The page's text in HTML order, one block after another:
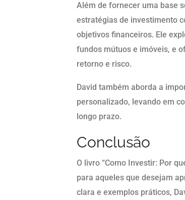
Além de fornecer uma base
estratégias de investimento
objetivos financeiros. Ele
fundos mútuos e imóveis, e
retorno e risco.
David também aborda a
personalizado, levando em
longo prazo.
Conclusão
O livro “Como Investir: Por
para aqueles que desejam
clara e exemplos práticos,